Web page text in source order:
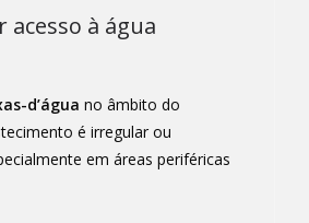
à água
d’água no âmbito do
é irregular ou
em áreas periféricas